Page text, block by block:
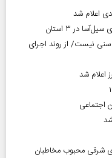
اعلام شد
نیست/ از روند اجرای
اعلام شد
اجتماعی
شرقی محبوب مخاطبان